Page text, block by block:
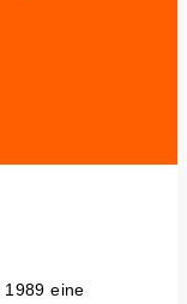
1989 eine